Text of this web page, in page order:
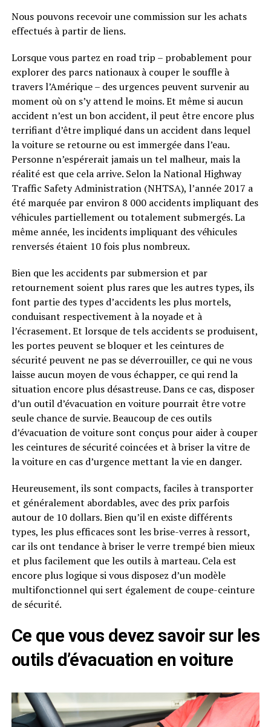
Nous pouvons recevoir une commission sur les achats
effectués à partir de liens.
Lorsque vous partez en road trip – probablement pour
explorer des parcs nationaux à couper le souffle à
travers l’Amérique – des urgences peuvent survenir au
moment où on s’y attend le moins. Et même si aucun
accident n’est un bon accident, il peut être encore plus
terrifiant d’être impliqué dans un accident dans lequel
la voiture se retourne ou est immergée dans l’eau.
Personne n’espérerait jamais un tel malheur, mais la
réalité est que cela arrive. Selon la National Highway
Traffic Safety Administration (NHTSA), l’année 2017 a
été marquée par environ 8 000 accidents impliquant des
véhicules partiellement ou totalement submergés. La
même année, les incidents impliquant des véhicules
renversés étaient 10 fois plus nombreux.
Bien que les accidents par submersion et par
retournement soient plus rares que les autres types, ils
font partie des types d’accidents les plus mortels,
conduisant respectivement à la noyade et à
l’écrasement. Et lorsque de tels accidents se produisent,
les portes peuvent se bloquer et les ceintures de
sécurité peuvent ne pas se déverrouiller, ce qui ne vous
laisse aucun moyen de vous échapper, ce qui rend la
situation encore plus désastreuse. Dans ce cas, disposer
d’un outil d’évacuation en voiture pourrait être votre
seule chance de survie. Beaucoup de ces outils
d’évacuation de voiture sont conçus pour aider à couper
les ceintures de sécurité coincées et à briser la vitre de
la voiture en cas d’urgence mettant la vie en danger.
Heureusement, ils sont compacts, faciles à transporter
et généralement abordables, avec des prix parfois
autour de 10 dollars. Bien qu’il en existe différents
types, les plus efficaces sont les brise-verres à ressort,
car ils ont tendance à briser le verre trempé bien mieux
et plus facilement que les outils à marteau. Cela est
encore plus logique si vous disposez d’un modèle
multifonctionnel qui sert également de coupe-ceinture
de sécurité.
Ce que vous devez savoir sur les
outils d’évacuation en voiture